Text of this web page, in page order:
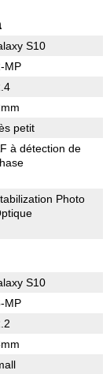
S10
MP
petit
à détection de
Photo
S10
MP